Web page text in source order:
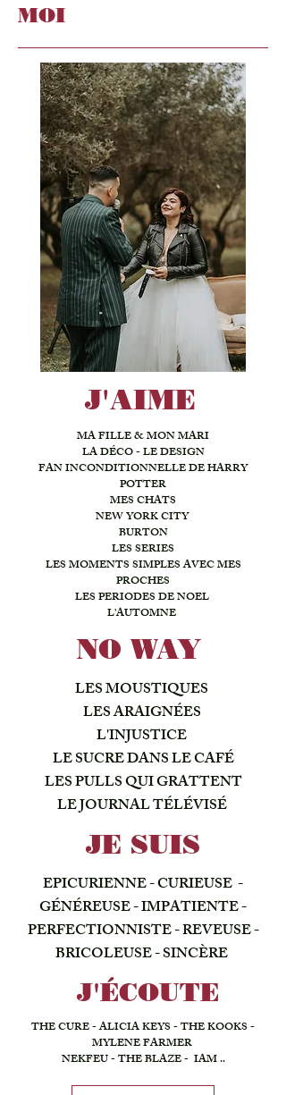
MOI
J'AIME
MA FILLE & MON MARI
LA DÉCO - LE DESIGN
FAN INCONDITIONNELLE DE HARRY
POTTER
MES CHATS
NEW YORK CITY
BURTON
LES SERIES
LES MOMENTS SIMPLES AVEC MES
PROCHES
LES PERIODES DE NOEL
L'AUTOMNE
NO WAY
LES MOUSTIQUES
LES ARAIGNÉES
L'INJUSTICE
LE SUCRE DANS LE CAFÉ
LES PULLS QUI GRATTENT
LE JOURNAL TÉLÉVISÉ
JE SUIS
EPICURIENNE - CURIEUSE -
GÉNÉREUSE - IMPATIENTE -
PERFECTIONNISTE - REVEUSE -
BRICOLEUSE - SINCÈRE
J'ÉCOUTE
THE CURE - ALICIA KEYS - THE KOOKS -
MYLENE FARMER
NEKFEU - THE BLAZE - IAM ..